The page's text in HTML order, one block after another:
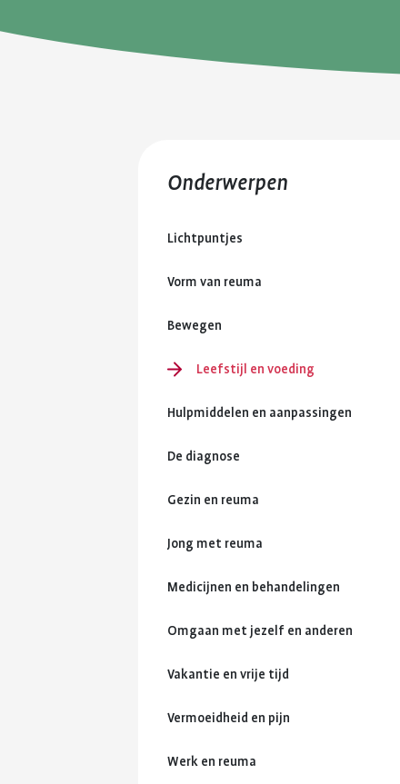
Onderwerpen
Lichtpuntjes
Vorm van reuma
Bewegen
Leefstijl en voeding
Hulpmiddelen en aanpassingen
De diagnose
Gezin en reuma
Jong met reuma
Medicijnen en behandelingen
Omgaan met jezelf en anderen
Vakantie en vrije tijd
Vermoeidheid en pijn
Werk en reuma